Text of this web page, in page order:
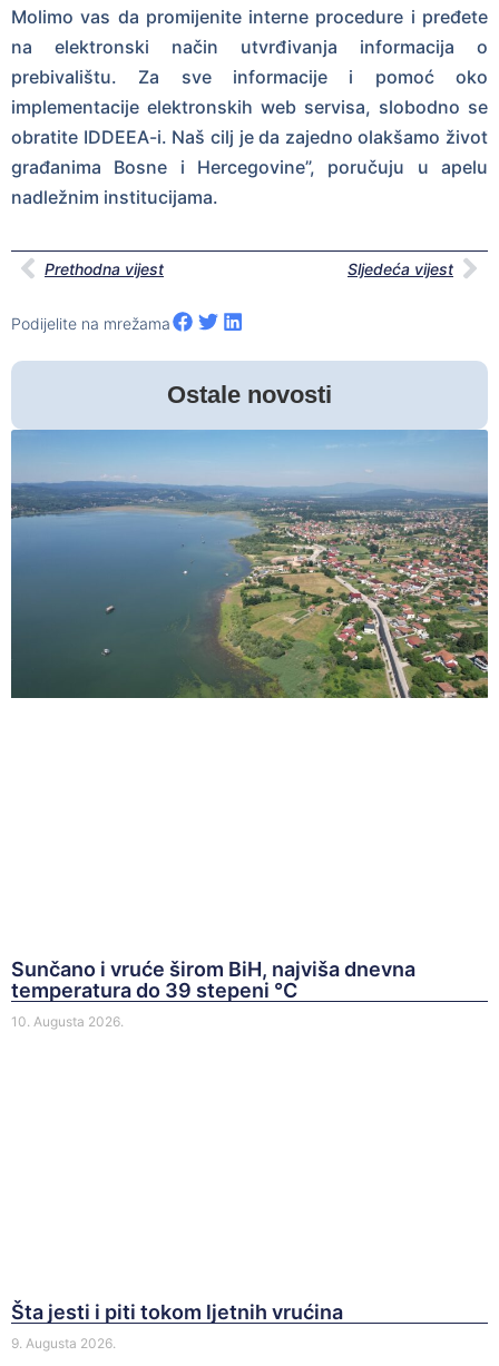
Molimo vas da promijenite interne procedure i pređete
na elektronski način utvrđivanja informacija o
prebivalištu. Za sve informacije i pomoć oko
implementacije elektronskih web servisa, slobodno se
obratite IDDEEA-i. Naš cilj je da zajedno olakšamo život
građanima Bosne i Hercegovine”, poručuju u apelu
nadležnim institucijama.
Prethodna vijest Sljedeća vijest
Podijelite na mrežama
Ostale novosti
Sunčano i vruće širom BiH, najviša dnevna
temperatura do 39 stepeni °C
10. Augusta 2026.
Šta jesti i piti tokom ljetnih vrućina
9. Augusta 2026.